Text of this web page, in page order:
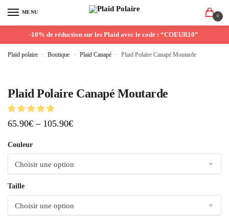
MENU
0
-10% de réduction sur les Plaid avec le code : “COEUR10”
Plaid polaire » Boutique » Plaid Canapé » Plaid Polaire Canapé Moutarde
Plaid Polaire Canapé Moutarde
65.90€ – 105.90€
Couleur
Taille